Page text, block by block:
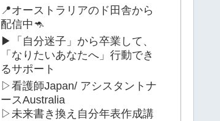
📍オーストラリアのド田舎から
配信中🦘
▶「自分迷子」から卒業して、
「なりたいあなたへ」行動でき
るサポート
▷看護師Japan/ アシスタントナ
ースAustralia
▷未来書き換え自分年表作成講